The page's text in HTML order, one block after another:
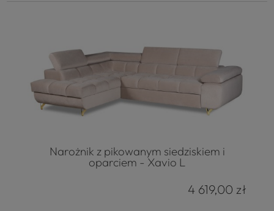
Narożnik z pikowanym siedziskiem i
oparciem - Xavio L
4 619,00 zł